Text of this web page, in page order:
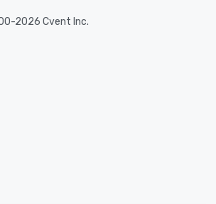
2026 Cvent Inc.